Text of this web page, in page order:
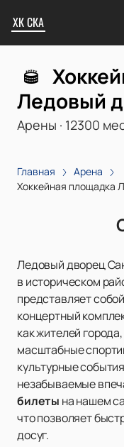
ХК СКА
Ледовый
Арены · 12300
Главная
Арена
Хоккейная площадка
Ледовый дворец
в историческом
представляет
концертный
как жителей
масштабные
культурные
незабываемые
билеты на нашем
что позволяет
досуг.